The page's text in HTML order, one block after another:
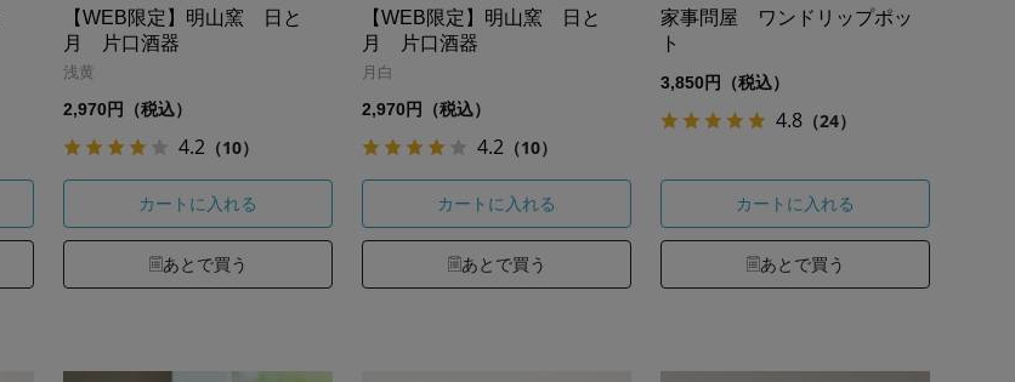
【WEB限定】明山窯 日と
月 片口酒器
浅黄
2,970円（税込）
4.2 （10）
カートに入れる
あとで買う
【WEB限定】明山窯 日と
月 片口酒器
月白
2,970円（税込）
4.2 （10）
カートに入れる
あとで買う
家事問屋 ワンドリップポッ
ト
3,850円（税込）
4.8 （24）
カートに入れる
あとで買う